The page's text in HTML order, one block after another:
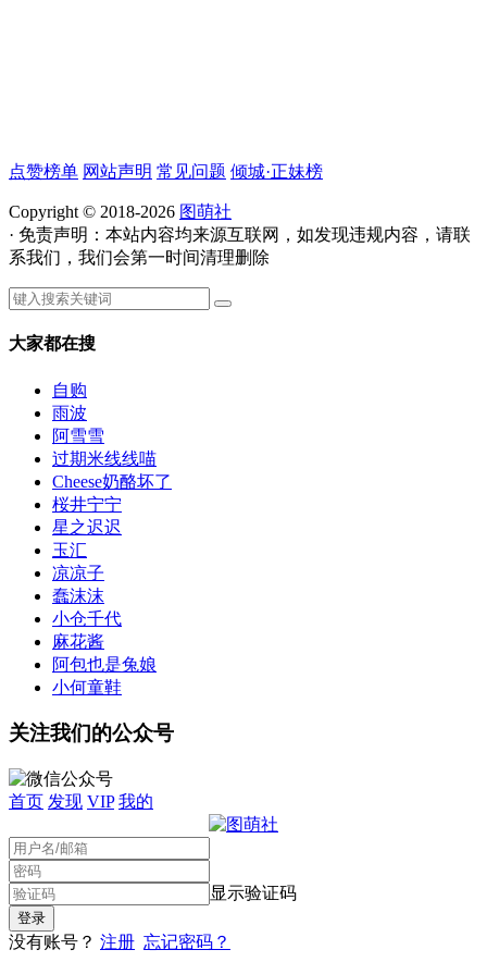
点赞榜单 网站声明 常见问题 倾城·正妹榜
Copyright © 2018-2026 图萌社
· 免责声明：本站内容均来源互联网，如发现违规内容，请联
系我们，我们会第一时间清理删除
大家都在搜
自购
雨波
阿雪雪
过期米线线喵
Cheese奶酪坏了
桜井宁宁
星之迟迟
玉汇
凉凉子
蠢沫沫
小仓千代
麻花酱
阿包也是兔娘
小何童鞋
关注我们的公众号
首页 发现 VIP 我的
显示验证码
没有账号？ 注册 忘记密码？